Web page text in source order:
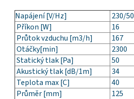
Napájení [V/Hz]
230/50
Příkon [W]
16
Průtok vzduchu [m3/h]
167
Otáčky[min]
2300
Statický tlak [Pa]
50
Akustický tlak [dB/1m]
34
Teplota max [C]
40
Průměr [mm]
125